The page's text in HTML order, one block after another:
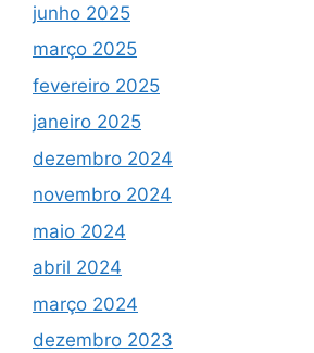
junho 2025
março 2025
fevereiro 2025
janeiro 2025
dezembro 2024
novembro 2024
maio 2024
abril 2024
março 2024
dezembro 2023